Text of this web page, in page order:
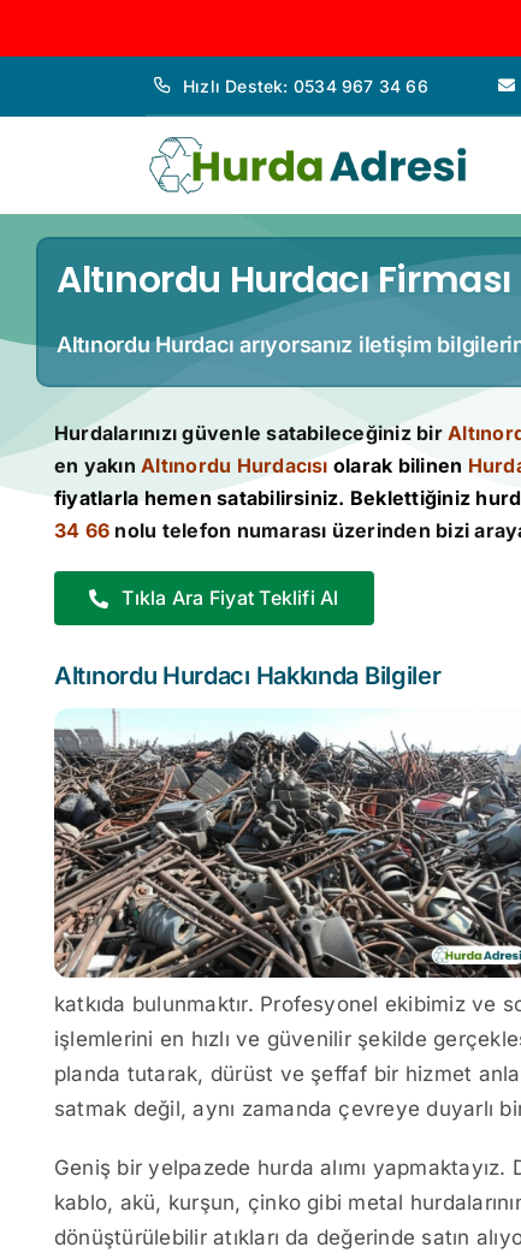
Hızlı Destek: 0534 967 34 66
Altınordu Hurdacı
Altınordu Hurdacı arıyorsanız iletişim
Hurdalarınızı güvenle satabileceğiniz bir
en yakınAltınordu Hurdacısı olarak bilinen
fiyatlarla hemen satabilirsiniz. Beklettiğiniz
34 66 nolu telefon numarası üzerinden bizi
Tıkla Ara Fiyat Teklifi Al
Altınordu Hurdacı Hakkında Bilgiler
katkıda bulunmaktır. Profesyonel ekibimiz ve
işlemlerini en hızlı ve güvenilir şekilde
planda tutarak, dürüst ve şeffaf bir hizmet
satmak değil, aynı zamanda çevreye duyarlı
Geniş bir yelpazede hurda alımı
kablo, akü, kurşun, çinko gibi metal
dönüştürülebilir atıkları da değerinde satın